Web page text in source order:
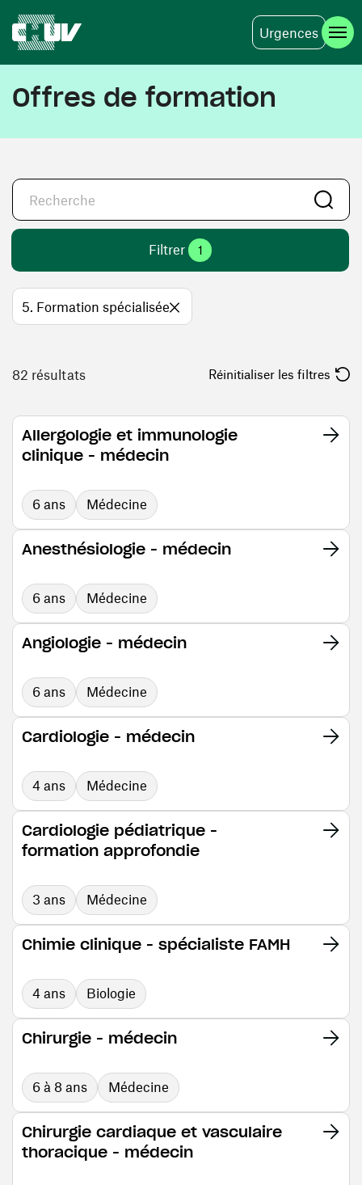
Urgences
Offres de formation
Filtrer 1
5. Formation spécialisée
82 résultats Réinitialiser les filtres
Allergologie et immunologie
clinique - médecin
6 ans Médecine
Anesthésiologie - médecin
6 ans Médecine
Angiologie - médecin
6 ans Médecine
Cardiologie - médecin
4 ans Médecine
Cardiologie pédiatrique -
formation approfondie
3 ans Médecine
Chimie clinique - spécialiste FAMH
4 ans Biologie
Chirurgie - médecin
6 à 8 ans Médecine
Chirurgie cardiaque et vasculaire
thoracique - médecin